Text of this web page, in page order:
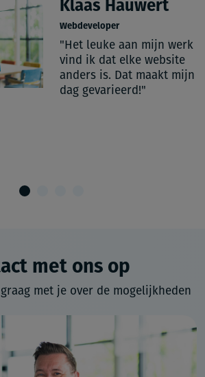
Klaas Hauwert
Webdeveloper
"Het leuke aan mijn werk
vind ik dat elke website
anders is. Dat maakt mijn
dag gevarieerd!"
met ons op
met je over de mogelijkheden